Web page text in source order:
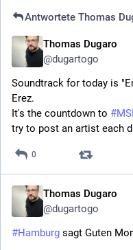
AntworteteThomas
Thomas Dugaro
@dugartogo
Soundtrack for today is
Erez.
It's the countdown to #
try to post an artist each
0
Thomas Dugaro
@dugartogo
#Hamburg sagt Guten